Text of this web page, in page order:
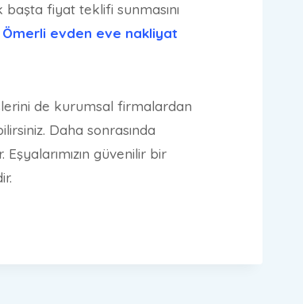
fiyat teklifi sunmasını
Ömerli evden eve nakliyat
de kurumsal firmalardan
Daha sonrasında
Eşyalarımızın güvenilir bir